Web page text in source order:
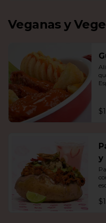
Veganas y
y